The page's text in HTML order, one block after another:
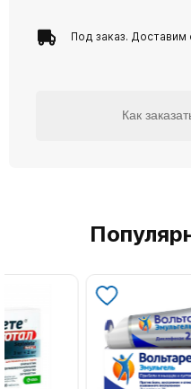
Под заказ. Доставим
Как